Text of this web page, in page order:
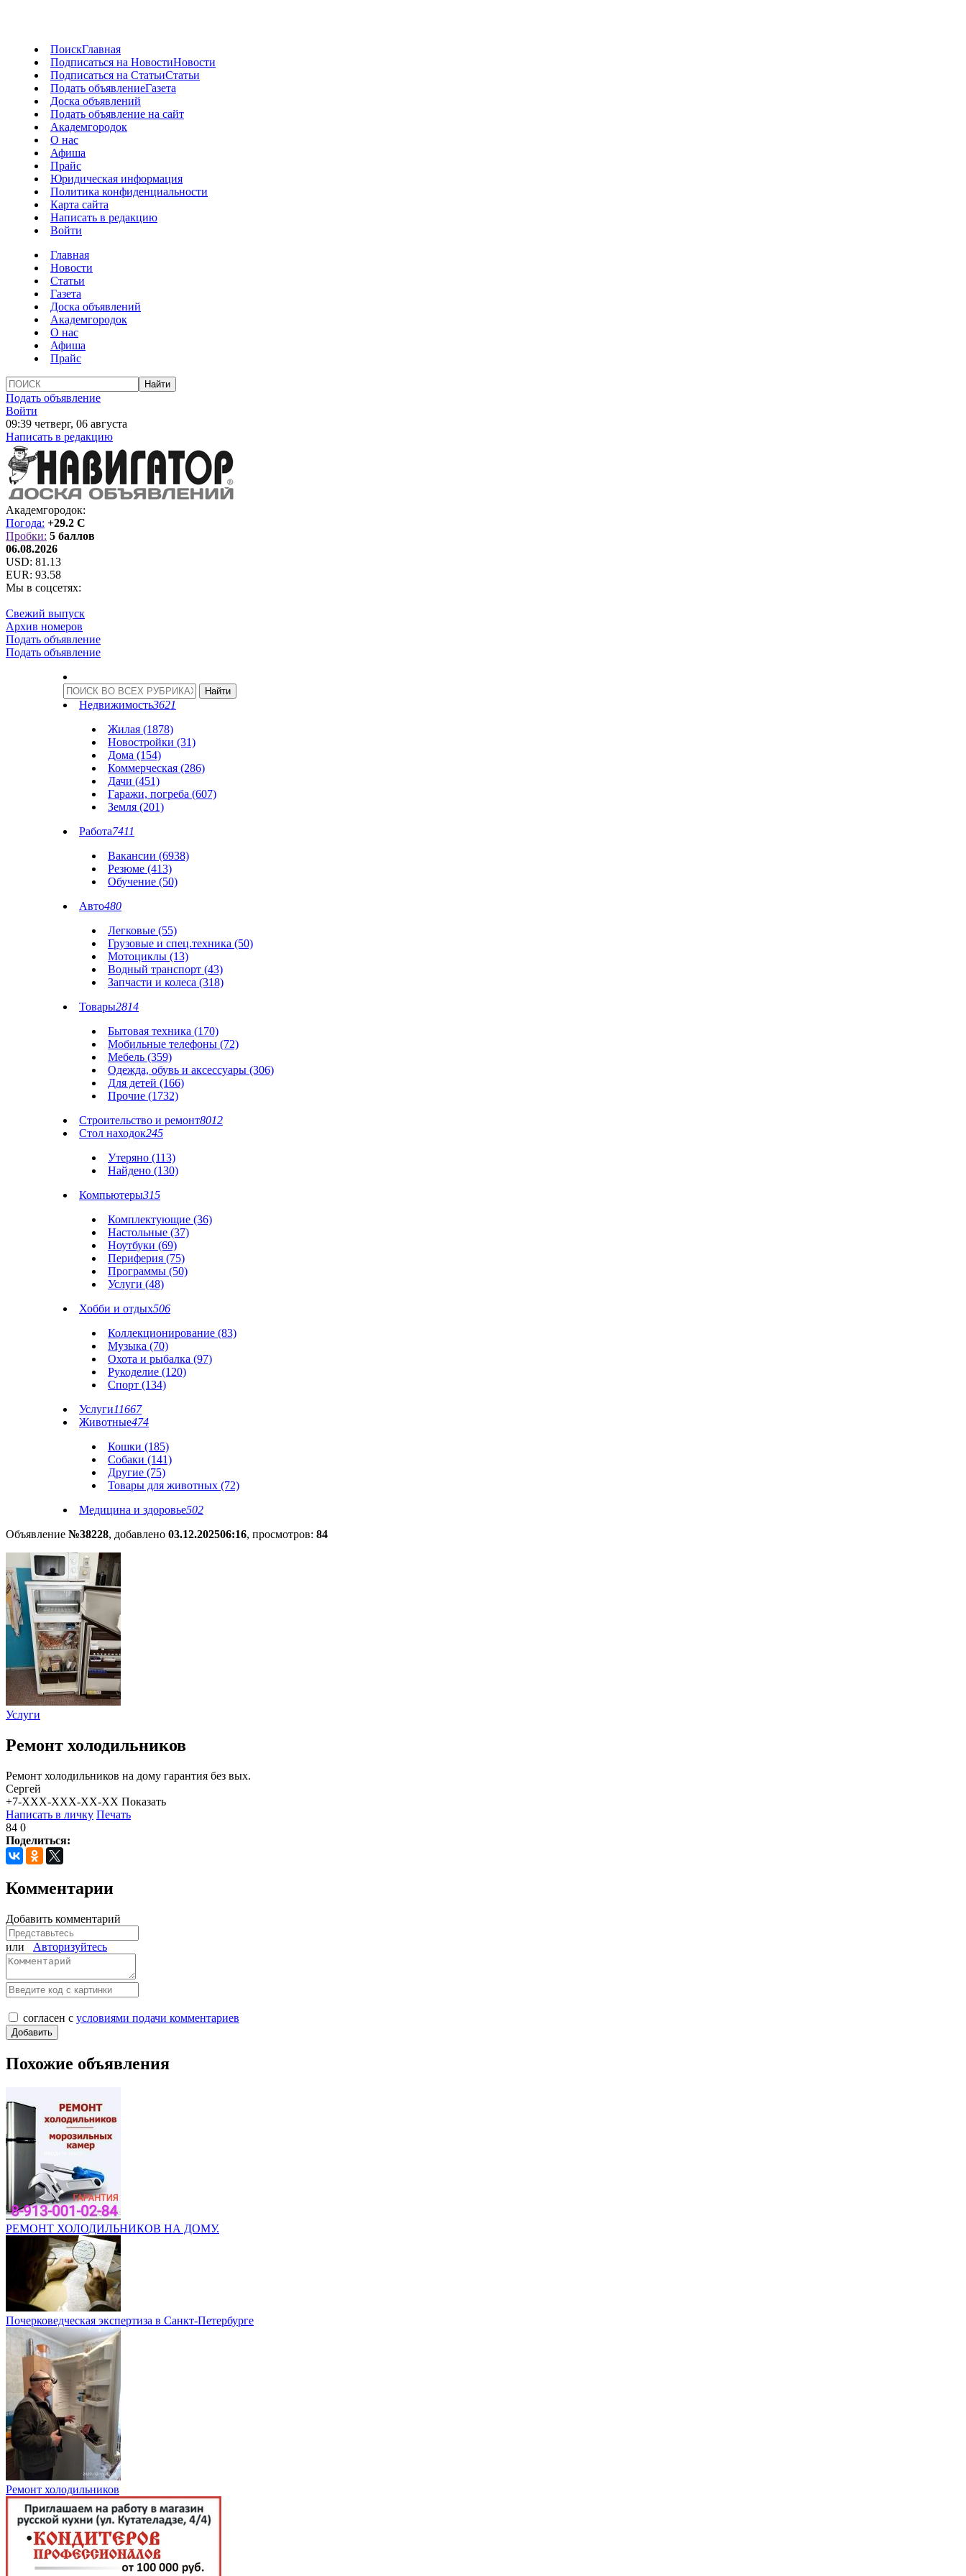
ПоискГлавная
Подписаться на НовостиНовости
Подписаться на СтатьиСтатьи
Подать объявлениеГазета
Доска объявлений
Подать объявление на сайт
Академгородок
О нас
Афиша
Прайс
Юридическая информация
Политика конфиденциальности
Карта сайта
Написать в редакцию
Войти
Главная
Новости
Статьи
Газета
Доска объявлений
Академгородок
О нас
Афиша
Прайс
Подать объявление
Войти
09:39 четверг, 06 августа
Написать в редакцию
Академгородок:
Погода: +29.2 C
Пробки: 5 баллов
06.08.2026
USD: 81.13
EUR: 93.58
Мы в соцсетях:
Свежий выпуск
Архив номеров
Подать объявление
Подать объявление
Недвижимость3621
Жилая (1878)
Новостройки (31)
Дома (154)
Коммерческая (286)
Дачи (451)
Гаражи, погреба (607)
Земля (201)
Работа7411
Вакансии (6938)
Резюме (413)
Обучение (50)
Авто480
Легковые (55)
Грузовые и спец.техника (50)
Мотоциклы (13)
Водный транспорт (43)
Запчасти и колеса (318)
Товары2814
Бытовая техника (170)
Мобильные телефоны (72)
Мебель (359)
Одежда, обувь и аксессуары (306)
Для детей (166)
Прочие (1732)
Строительство и ремонт8012
Стол находок245
Утеряно (113)
Найдено (130)
Компьютеры315
Комплектующие (36)
Настольные (37)
Ноутбуки (69)
Периферия (75)
Программы (50)
Услуги (48)
Хобби и отдых506
Коллекционирование (83)
Музыка (70)
Охота и рыбалка (97)
Рукоделие (120)
Спорт (134)
Услуги11667
Животные474
Кошки (185)
Собаки (141)
Другие (75)
Товары для животных (72)
Медицина и здоровье502
Объявление №38228, добавлено 03.12.202506:16, просмотров: 84
Услуги
Ремонт холодильников
Ремонт холодильников на дому гарантия без вых.
Сергей
+7-XXX-XXX-XX-XX Показать
Написать в личку Печать
84 0
Поделиться:
Комментарии
Добавить комментарий
или Авторизуйтесь
согласен с условиями подачи комментариев
Похожие объявления
РЕМОНТ ХОЛОДИЛЬНИКОВ НА ДОМУ.
Почерковедческая экспертиза в Санкт-Петербурге
Ремонт холодильников